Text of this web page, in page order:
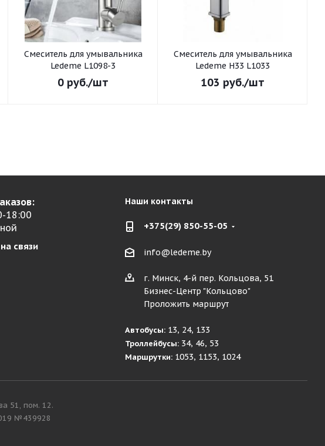
Смеситель для умывальника
Ledeme L1098-3
0 руб./шт
Смеситель для умывальника
Ledeme H33 L1033
103 руб./шт
18:00
связи
Наши контакты
+375(29) 850-55-05
info@ledeme.by
г. Минск, 4-й пер. Кольцова, 51
Бизнес-Центр "Кольцово"
Проложить маршрут
Автобусы: 13, 24, 133
Троллейбусы: 34, 46, 53
Маршрутки: 1053, 1153, 1024
51, пом. 12.
№439928